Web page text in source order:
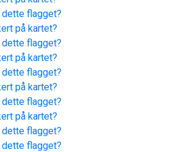
flagget?
på kartet?
flagget?
på kartet?
flagget?
på kartet?
flagget?
på kartet?
flagget?
flagget?